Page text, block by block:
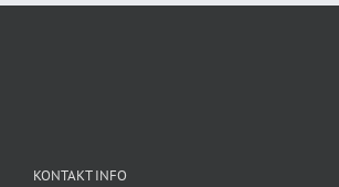
KONTAKT INFO